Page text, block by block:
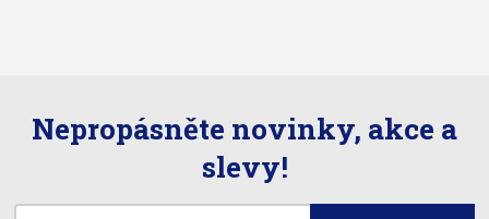
Nepropásněte novinky, akce a
slevy!